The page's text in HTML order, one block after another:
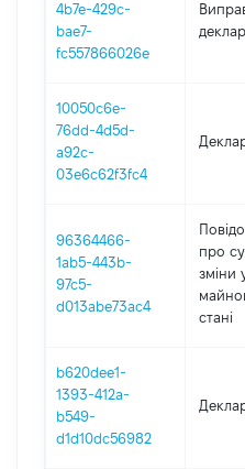
4b7e-429c-
bae7-
fc557866026e
10050c6e-
76dd-4d5d-
a92c-
03e6c62f3fc4
96364466-
1ab5-443b-
97c5-
d013abe73ac4
про
зміни
стані
b620dee1-
1393-412a-
b549-
d1d10dc56982